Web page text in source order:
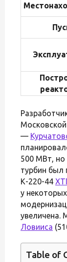
—
500 МВт, но
турбин был
К-220-44
у некоторых
увеличена.
Ловииса
Table of